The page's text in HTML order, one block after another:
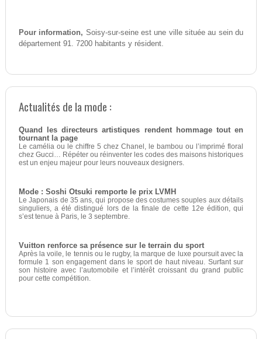
Pour information, Soisy-sur-seine est une ville située au sein du
département 91. 7200 habitants y résident.
Actualités de la mode :
Quand les directeurs artistiques rendent hommage tout en
tournant la page
Le camélia ou le chiffre 5 chez Chanel, le bambou ou l’imprimé floral
chez Gucci… Répéter ou réinventer les codes des maisons historiques
est un enjeu majeur pour leurs nouveaux designers.
Mode : Soshi Otsuki remporte le prix LVMH
Le Japonais de 35 ans, qui propose des costumes souples aux détails
singuliers, a été distingué lors de la finale de cette 12e édition, qui
s’est tenue à Paris, le 3 septembre.
Vuitton renforce sa présence sur le terrain du sport
Après la voile, le tennis ou le rugby, la marque de luxe poursuit avec la
formule 1 son engagement dans le sport de haut niveau. Surfant sur
son histoire avec l’automobile et l’intérêt croissant du grand public
pour cette compétition.